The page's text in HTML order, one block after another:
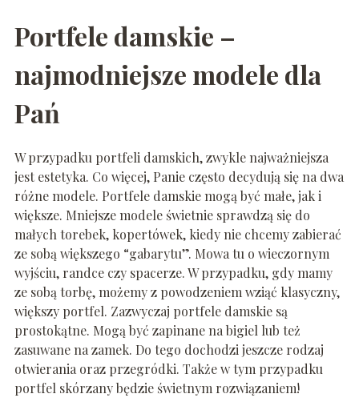
Portfele damskie –
najmodniejsze modele dla
Pań
W przypadku portfeli damskich, zwykle najważniejsza
jest estetyka. Co więcej, Panie często decydują się na dwa
różne modele. Portfele damskie mogą być małe, jak i
większe. Mniejsze modele świetnie sprawdzą się do
małych torebek, kopertówek, kiedy nie chcemy zabierać
ze sobą większego “gabarytu”. Mowa tu o wieczornym
wyjściu, randce czy spacerze. W przypadku, gdy mamy
ze sobą torbę, możemy z powodzeniem wziąć klasyczny,
większy portfel. Zazwyczaj portfele damskie są
prostokątne. Mogą być zapinane na bigiel lub też
zasuwane na zamek. Do tego dochodzi jeszcze rodzaj
otwierania oraz przegródki. Także w tym przypadku
portfel skórzany będzie świetnym rozwiązaniem!